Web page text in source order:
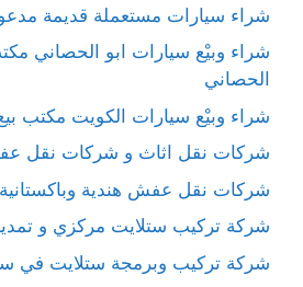
شراء سيارات مستعملة قديمة
شراء وبيْع سيارات ابو الحصاني
الحصاني
شراء وبيْع سيارات الكويت مكتب
شركات نقل اثاث و شركات نقل
شركات نقل عفش هندية
شركة تركيب ستلايت مركزي و
شركة تركيب وبرمجة ستلايت في